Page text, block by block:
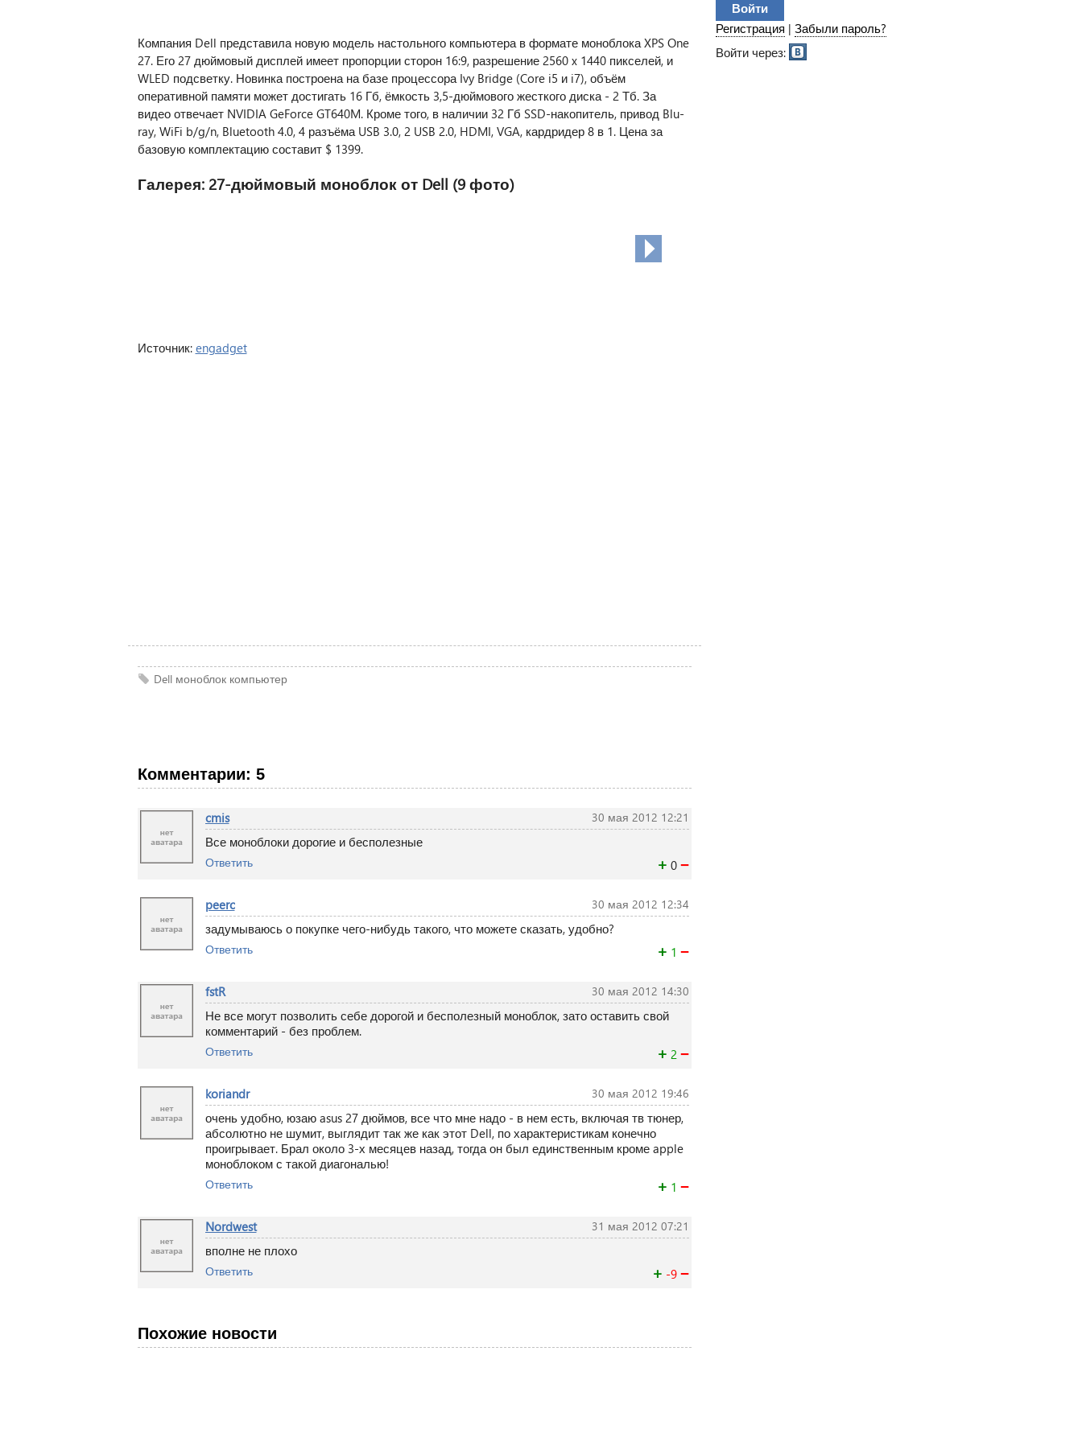
Компания Dell представила новую модель настольного компьютера в формате моноблока XPS One
27. Его 27 дюймовый дисплей имеет пропорции сторон 16:9, разрешение 2560 x 1440 пикселей, и
WLED подсветку. Новинка построена на базе процессора Ivy Bridge (Core i5 и i7), объём
оперативной памяти может достигать 16 Гб, ёмкость 3,5-дюймового жесткого диска - 2 Тб. За
видео отвечает NVIDIA GeForce GT640M. Кроме того, в наличии 32 Гб SSD-накопитель, привод Blu-
ray, WiFi b/g/n, Bluetooth 4.0, 4 разъёма USB 3.0, 2 USB 2.0, HDMI, VGA, кардридер 8 в 1. Цена за
базовую комплектацию составит $ 1399.
Галерея: 27-дюймовый моноблок от Dell (9 фото)
Источник: engadget
Dell моноблок компьютер
Комментарии: 5
30 мая 2012 12:21
cmis
Все моноблоки дорогие и бесполезные
+ 0 −
Ответить
30 мая 2012 12:34
peerc
задумываюсь о покупке чего-нибудь такого, что можете сказать, удобно?
+ 1 −
Ответить
30 мая 2012 14:30
fstR
Не все могут позволить себе дорогой и бесполезный моноблок, зато оставить свой
комментарий - без проблем.
+ 2 −
Ответить
30 мая 2012 19:46
koriandr
очень удобно, юзаю asus 27 дюймов, все что мне надо - в нем есть, включая тв тюнер,
абсолютно не шумит, выглядит так же как этот Dell, по характеристикам конечно
проигрывает. Брал около 3-х месяцев назад, тогда он был единственным кроме apple
моноблоком с такой диагональю!
+ 1 −
Ответить
31 мая 2012 07:21
Nordwest
вполне не плохо
+ -9 −
Ответить
Похожие новости
Регистрация | Забыли пароль?
Войти через: